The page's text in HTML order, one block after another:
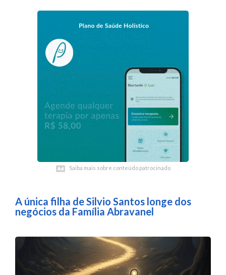
Saiba mais sobre conteúdo patrocinado
Saiba mais sobre conteúdo patrocinado
A única filha de Silvio Santos longe dos
negócios da Família Abravanel